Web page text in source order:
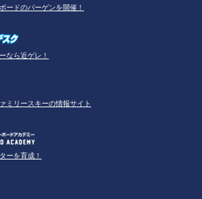
ードのバーゲンを開催！
なら近ゲレ！
ミリースキーの情報サイト
ーを育成！